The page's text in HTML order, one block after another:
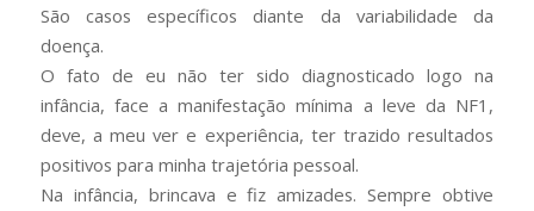
São casos específicos diante da variabilidade da
doença.
O fato de eu não ter sido diagnosticado logo na
infância, face a manifestação mínima a leve da NF1,
deve, a meu ver e experiência, ter trazido resultados
positivos para minha trajetória pessoal.
Na infância, brincava e fiz amizades. Sempre obtive